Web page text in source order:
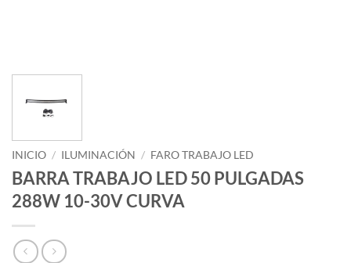
INICIO / ILUMINACIÓN / FARO TRABAJO LED
BARRA TRABAJO LED 50 PULGADAS
288W 10-30V CURVA